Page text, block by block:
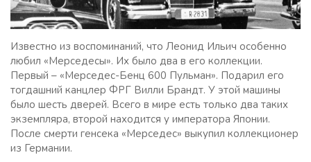
Известно из воспоминаний, что Леонид Ильич особенно
любил «Мерседесы». Их было два в его коллекции.
Первый – «Мерседес-Бенц 600 Пульман». Подарил его
тогдашний канцлер ФРГ Вилли Брандт. У этой машины
было шесть дверей. Всего в мире есть только два таких
экземпляра, второй находится у императора Японии.
После смерти генсека «Мерседес» выкупил коллекционер
из Германии.